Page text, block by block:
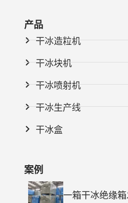
产品
干冰造粒机
干冰块机
干冰喷射机
干冰生产线
干冰盒
案例
一箱干冰绝缘